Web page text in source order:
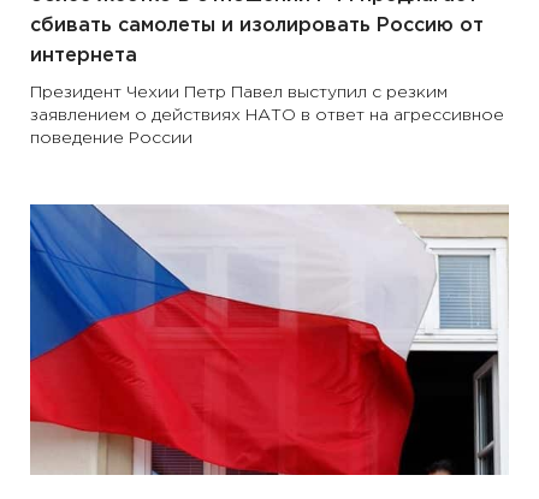
сбивать самолеты и изолировать Россию от
интернета
Президент Чехии Петр Павел выступил с резким
заявлением о действиях НАТО в ответ на агрессивное
поведение России